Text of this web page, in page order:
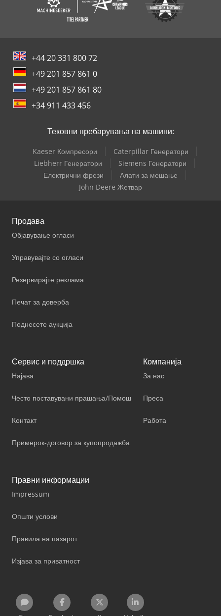
+44 20 331 800 72
+49 201 857 861 0
+49 201 857 861 80
+34 911 433 456
Тековни пребарувања на машини:
Kaeser Компресори
Caterpillar Генератори
Liebherr Генератори
Siemens Генератори
Електрични фрези
Алати за мешање
John Deere Жетвар
Продава
Објавување огласи
Управувајте со огласи
Резервирајте реклама
Печат за доверба
Поднесете аукција
Сервис и поддршка
Најава
Често поставувани прашања/Помош
Контакт
Примерок-договор за купопродажба
Компанија
За нас
Преса
Работа
Правни информации
Impressum
Општи услови
Правила на пазарот
Изјава за приватност